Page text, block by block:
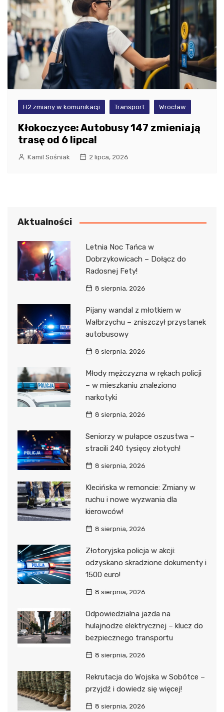
H2 zmiany w komunikacji Transport Wrocław
Kłokoczyce: Autobusy 147 zmieniają
trasę od 6 lipca!
Kamil Sośniak 2 lipca, 2026
Aktualności
Letnia Noc Tańca w
Dobrzykowicach – Dołącz do
Radosnej Fety!
8 sierpnia, 2026
Pijany wandal z młotkiem w
Wałbrzychu – zniszczył przystanek
autobusowy
8 sierpnia, 2026
Młody mężczyzna w rękach policji
– w mieszkaniu znaleziono
narkotyki
8 sierpnia, 2026
Seniorzy w pułapce oszustwa –
stracili 240 tysięcy złotych!
8 sierpnia, 2026
Klecińska w remoncie: Zmiany w
ruchu i nowe wyzwania dla
kierowców!
8 sierpnia, 2026
Złotoryjska policja w akcji:
odzyskano skradzione dokumenty i
1500 euro!
8 sierpnia, 2026
Odpowiedzialna jazda na
hulajnodze elektrycznej – klucz do
bezpiecznego transportu
8 sierpnia, 2026
Rekrutacja do Wojska w Sobótce –
przyjdź i dowiedz się więcej!
8 sierpnia, 2026